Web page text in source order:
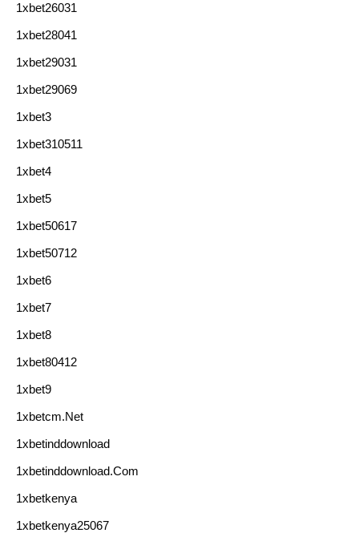
1xbet26031
1xbet28041
1xbet29031
1xbet29069
1xbet3
1xbet310511
1xbet4
1xbet5
1xbet50617
1xbet50712
1xbet6
1xbet7
1xbet8
1xbet80412
1xbet9
1xbetcm.net
1xbetinddownload
1xbetinddownload.com
1xbetkenya
1xbetkenya25067